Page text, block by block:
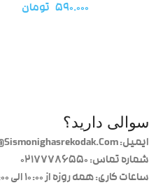
۵۹۰.۰۰۰ تومان
سوالی دارید؟
ایمیل: Info@Sismonighasrekodak.Com
شماره تماس: 02177786550
ساعات کاری: همه روزه از ۱۰:۰۰ الی ۲۱:۰۰